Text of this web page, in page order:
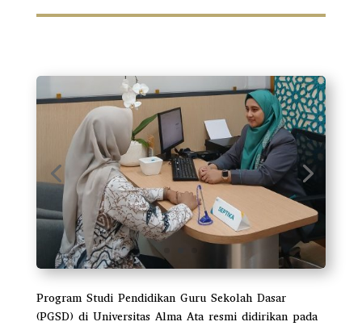
Program Studi Pendidikan Guru Sekolah Dasar
(PGSD) di Universitas Alma Ata resmi didirikan pada